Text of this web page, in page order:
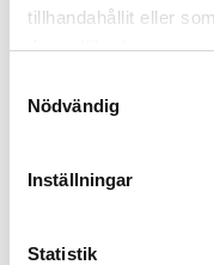
tillhandahållit eller
deras tjänster.
Nödvändig
Inställningar
Statistik